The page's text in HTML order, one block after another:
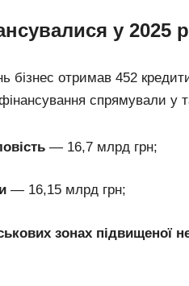
у 2025
бізнес отримав 452
спрямували у
— 16,7 млрд грн;
— 16,15 млрд грн;
зонах підвищеної